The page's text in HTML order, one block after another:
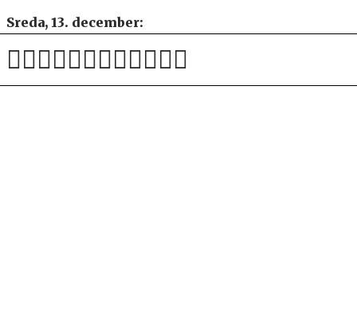
Sreda, 13. december: